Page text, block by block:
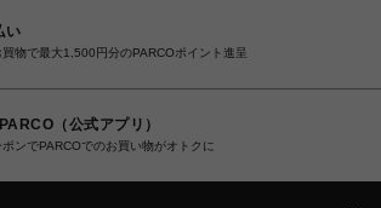
い
物で最大1,500円分のPARCOポイント進呈
（公式アプリ）
ンでPARCOでのお買い物がオトクに